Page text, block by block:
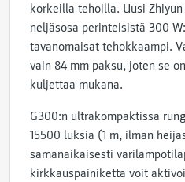
korkeilla tehoilla. Uusi
neljäsosa perinteisistä 300
tavanomaisat tehokkaampi.
vain 84 mm paksu, joten se
kuljettaa mukana.
G300:n ultrakompaktissa
15500 luksia (1 m, ilman
samanaikaisesti
kirkkauspainiketta voit